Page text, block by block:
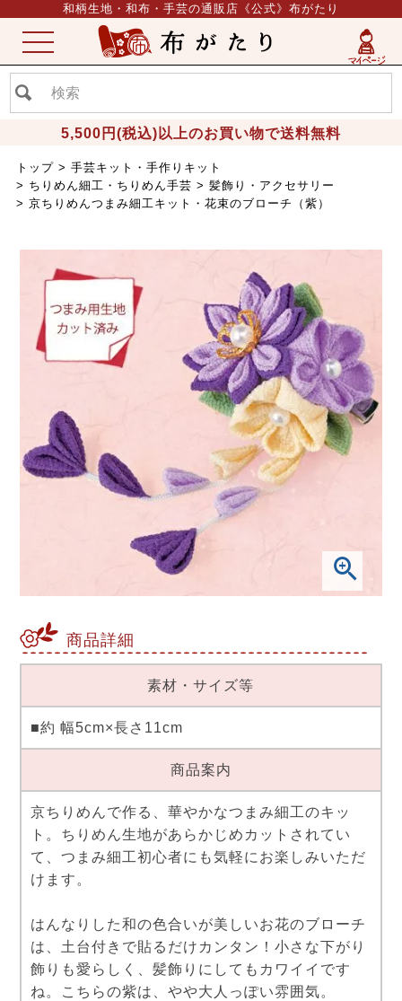
和柄生地・和布・手芸の通販店《公式》布がたり
5,500円(税込)以上のお買い物で送料無料
ME
NU
トップ
手芸キット・手作りキット
ちりめん細工・ちりめん手芸
髪飾り・アクセサリー
京ちりめんつまみ細工キット・花束のブローチ（紫）
商品詳細
素材・サイズ等
■約 幅5cm×長さ11cm
商品案内
京ちりめんで作る、華やかなつまみ細工のキッ
ト。ちりめん生地があらかじめカットされてい
て、つまみ細工初心者にも気軽にお楽しみいただ
けます。
はんなりした和の色合いが美しいお花のブローチ
は、土台付きで貼るだけカンタン！小さな下がり
飾りも愛らしく、髪飾りにしてもカワイイです
ね。こちらの紫は、やや大人っぽい雰囲気。